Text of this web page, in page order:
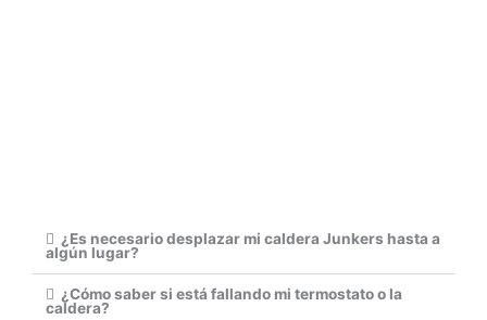
¿Es necesario desplazar mi caldera Junkers hasta a
algún lugar?
¿Cómo saber si está fallando mi termostato o la
caldera?